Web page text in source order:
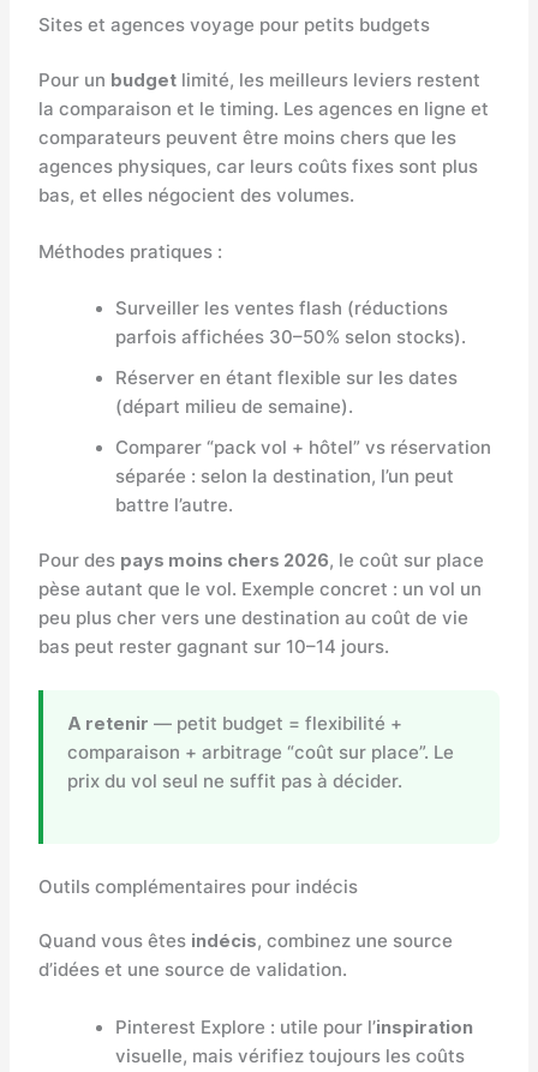
Sites et agences voyage pour petits budgets
Pour un budgetlimité, les meilleurs leviers restent
la comparaison et le timing. Les agences en ligne et
comparateurs peuvent être moins chers que les
agences physiques, car leurs coûts fixes sont plus
bas, et elles négocient des volumes.
Méthodes pratiques :
Surveiller les ventes flash (réductions
parfois affichées 30–50% selon stocks).
Réserver en étant flexible sur les dates
(départ milieu de semaine).
Comparer “pack vol + hôtel” vs réservation
séparée : selon la destination, l’un peut
battre l’autre.
Pour des pays moins chers 2026, le coût sur place
pèse autant que le vol. Exemple concret : un vol un
peu plus cher vers une destination au coût de vie
bas peut rester gagnant sur 10–14 jours.
A retenir — petit budget = flexibilité +
comparaison + arbitrage “coût sur place”. Le
prix du vol seul ne suffit pas à décider.
Outils complémentaires pour indécis
Quand vous êtes indécis, combinez une source
d’idées et une source de validation.
Pinterest Explore : utile pour l’inspiration
visuelle, mais vérifiez toujours les coûts